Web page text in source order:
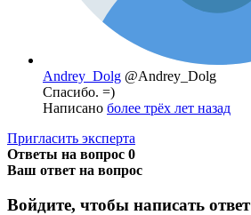
Andrey_Dolg @Andrey_Dolg
Спасибо. =)
Написано более трёх лет назад
Пригласить эксперта
Ответы на вопрос 0
Ваш ответ на вопрос
Войдите, чтобы написать ответ